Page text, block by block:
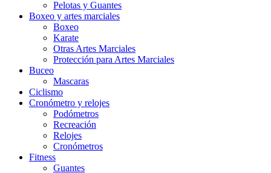
Pelotas y Guantes
Boxeo y artes marciales
Boxeo
Karate
Otras Artes Marciales
Protección para Artes Marciales
Buceo
Mascaras
Ciclismo
Cronómetro y relojes
Podómetros
Recreación
Relojes
Cronómetros
Fitness
Guantes